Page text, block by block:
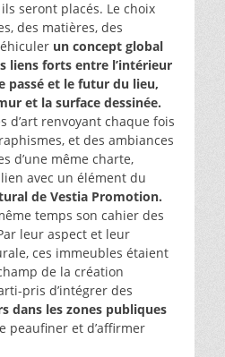
seront placés. Le choix
des matières, des
un concept global
liens forts entre l’intérieur
passé et le futur du lieu,
et la surface dessinée.
d’art renvoyant chaque fois
et des ambiances
d’une même charte,
avec un élément du
de Vestia Promotion.
temps son cahier des
leur aspect et leur
ces immeubles étaient
de la création
pris d’intégrer des
dans les zones publiques
peaufiner et d’affirmer